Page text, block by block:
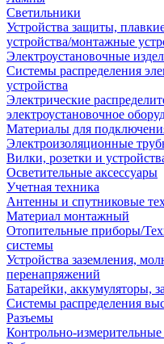
Светильники
Устройства защиты,
устройства/монтажные
Электроустановочные
Системы распределения
устройства
Электрические
электроустановочное
Материалы для
Электроизоляционные
Вилки, розетки и
Осветительные аксессуары
Учетная техника
Антенны и спутниковые
Материал монтажный
Отопительные приборы/
системы
Устройства заземления,
перенапряжений
Батарейки, аккумуляторы,
Системы распределения
Разъемы
Контрольно-